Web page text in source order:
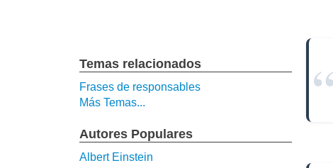
Temas relacionados
Frases de responsables
Más Temas...
Autores Populares
Albert Einstein